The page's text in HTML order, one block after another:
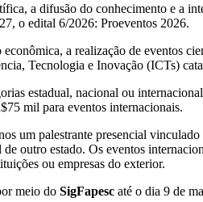
a difusão do conhecimento e a
o edital 6/2026: Proeventos 2026.
a realização de eventos
Tecnologia e Inovação (ICTs)
estadual, nacional ou
mil para eventos internacionais.
um palestrante presencial
outro estado. Os eventos
ou empresas do exterior.
meio do SigFapesc até o dia 9 de